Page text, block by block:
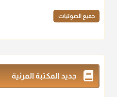
أ.د. صالح الشمراني
المعتدلين غير مقبوضتين ولا
أو التمر أو اللحم
جميع الصوتيات
جديد المكتبة المرئية